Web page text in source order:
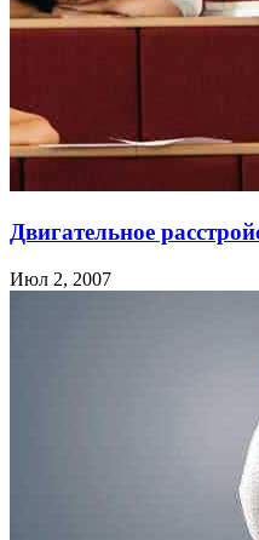
Двигательное
Июл 2, 2007